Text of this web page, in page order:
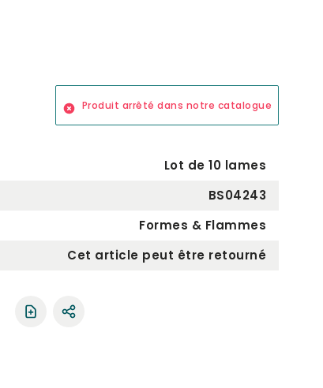
Produit arrêté dans notre catalogue
Lot de 10 lames
BS04243
Formes & Flammes
Cet article peut être retourné
Partager le produit